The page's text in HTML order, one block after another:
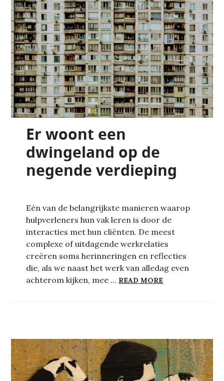
Er woont een
dwingeland op de
negende verdieping
Eén van de belangrijkste manieren waarop
hulpverleners hun vak leren is door de
interacties met hun cliënten. De meest
complexe of uitdagende werkrelaties
creëren soms herinneringen en reflecties
die, als we naast het werk van alledag even
achterom kijken, mee … READ MORE